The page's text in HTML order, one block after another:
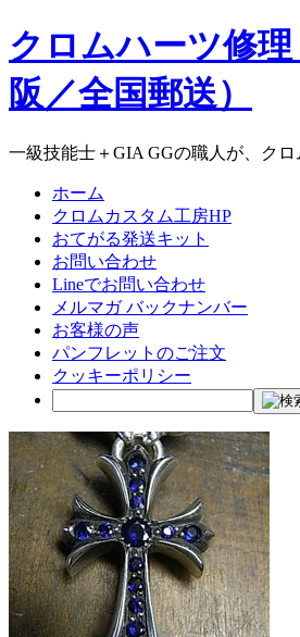
クロムハーツ修
阪／全国郵送）
一級技能士＋GIA GGの職人が、ク
ホーム
クロムカスタム工房HP
おてがる発送キット
お問い合わせ
Lineでお問い合わせ
メルマガ バックナンバー
お客様の声
パンフレットのご注文
クッキーポリシー